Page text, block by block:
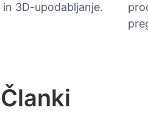
3D-upodabljanje.